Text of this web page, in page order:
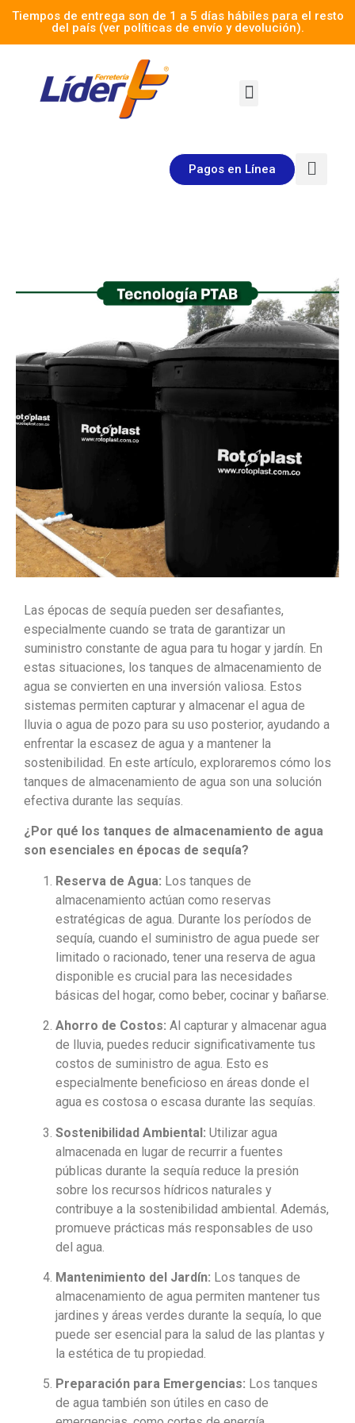
Tiempos de entrega son de 1 a 5 días hábiles para el resto
del país (ver políticas de envío y devolución).
Pagos en Línea
Las épocas de sequía pueden ser desafiantes,
especialmente cuando se trata de garantizar un
suministro constante de agua para tu hogar y jardín. En
estas situaciones, los tanques de almacenamiento de
agua se convierten en una inversión valiosa. Estos
sistemas permiten capturar y almacenar el agua de
lluvia o agua de pozo para su uso posterior, ayudando a
enfrentar la escasez de agua y a mantener la
sostenibilidad. En este artículo, exploraremos cómo los
tanques de almacenamiento de agua son una solución
efectiva durante las sequías.
¿Por qué los tanques de almacenamiento de agua
son esenciales en épocas de sequía?
Reserva de Agua: Los tanques de
almacenamiento actúan como reservas
estratégicas de agua. Durante los períodos de
sequía, cuando el suministro de agua puede ser
limitado o racionado, tener una reserva de agua
disponible es crucial para las necesidades
básicas del hogar, como beber, cocinar y bañarse.
Ahorro de Costos: Al capturar y almacenar agua
de lluvia, puedes reducir significativamente tus
costos de suministro de agua. Esto es
especialmente beneficioso en áreas donde el
agua es costosa o escasa durante las sequías.
Sostenibilidad Ambiental: Utilizar agua
almacenada en lugar de recurrir a fuentes
públicas durante la sequía reduce la presión
sobre los recursos hídricos naturales y
contribuye a la sostenibilidad ambiental. Además,
promueve prácticas más responsables de uso
del agua.
Mantenimiento del Jardín: Los tanques de
almacenamiento de agua permiten mantener tus
jardines y áreas verdes durante la sequía, lo que
puede ser esencial para la salud de las plantas y
la estética de tu propiedad.
Preparación para Emergencias: Los tanques
de agua también son útiles en caso de